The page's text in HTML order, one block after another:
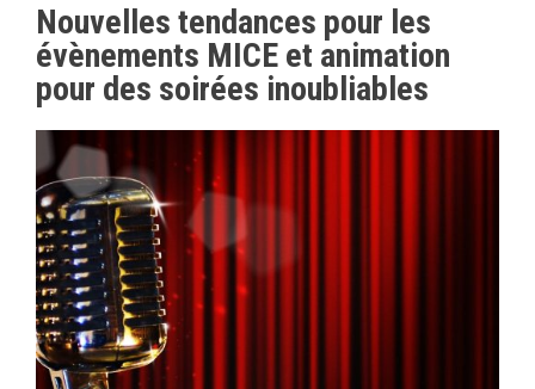
Nouvelles tendances pour les
évènements MICE et animation
pour des soirées inoubliables